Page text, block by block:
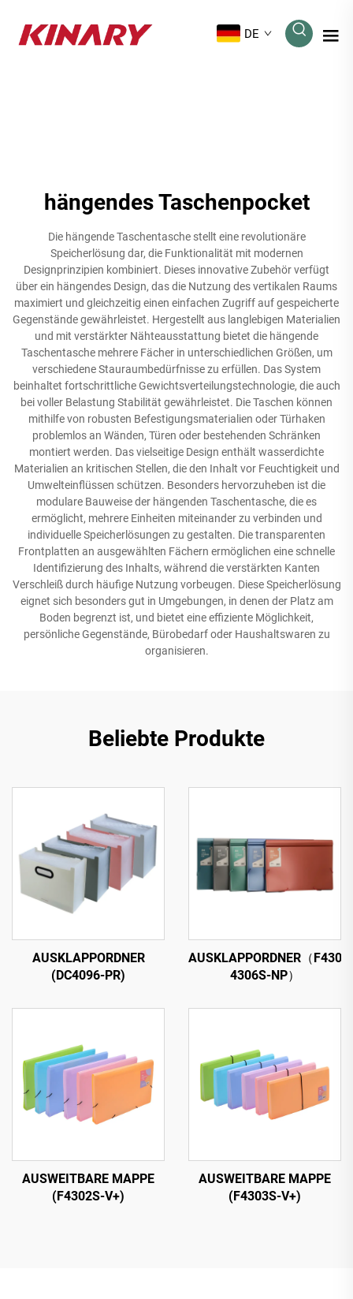
DE
hängendes Taschenpocket
Die hängende Taschentasche stellt eine revolutionäre
Speicherlösung dar, die Funktionalität mit modernen
Designprinzipien kombiniert. Dieses innovative Zubehör verfügt
über ein hängendes Design, das die Nutzung des vertikalen Raums
maximiert und gleichzeitig einen einfachen Zugriff auf gespeicherte
Gegenstände gewährleistet. Hergestellt aus langlebigen Materialien
und mit verstärkter Nähteausstattung bietet die hängende
Taschentasche mehrere Fächer in unterschiedlichen Größen, um
verschiedene Stauraumbedürfnisse zu erfüllen. Das System
beinhaltet fortschrittliche Gewichtsverteilungstechnologie, die auch
bei voller Belastung Stabilität gewährleistet. Die Taschen können
mithilfe von robusten Befestigungsmaterialien oder Türhaken
problemlos an Wänden, Türen oder bestehenden Schränken
montiert werden. Das vielseitige Design enthält wasserdichte
Materialien an kritischen Stellen, die den Inhalt vor Feuchtigkeit und
Umwelteinflüssen schützen. Besonders hervorzuheben ist die
modulare Bauweise der hängenden Taschentasche, die es
ermöglicht, mehrere Einheiten miteinander zu verbinden und
individuelle Speicherlösungen zu gestalten. Die transparenten
Frontplatten an ausgewählten Fächern ermöglichen eine schnelle
Identifizierung des Inhalts, während die verstärkten Kanten
Verschleiß durch häufige Nutzung vorbeugen. Diese Speicherlösung
eignet sich besonders gut in Umgebungen, in denen der Platz am
Boden begrenzt ist, und bietet eine effiziente Möglichkeit,
persönliche Gegenstände, Bürobedarf oder Haushaltswaren zu
organisieren.
Beliebte Produkte
AUSKLAPPORDNER
(DC4096-PR)
AUSKLAPPORDNER（
4306S-NP）
AUSWEITBARE MAPPE
(F4302S-V+)
AUSWEITBARE MAPPE
(F4303S-V+)